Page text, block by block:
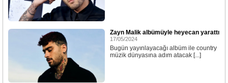
Zayn Malik albümüyle heyecan yarattı
17/05/2024
Bugün yayınlayacağı albüm ile country
müzik dünyasına adım atacak [...]